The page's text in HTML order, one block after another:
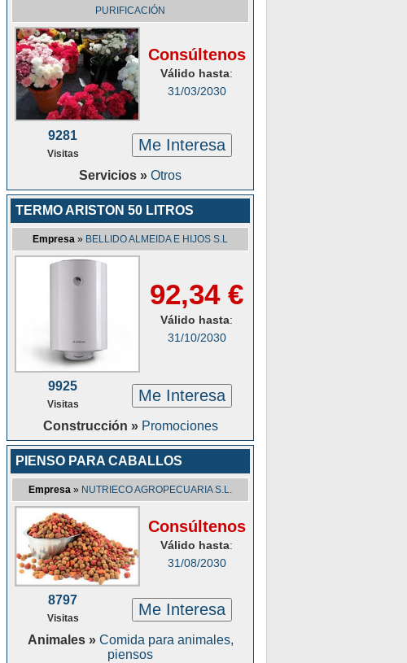
PURIFICACIÓN
Consúltenos
Válido hasta:
31/03/2030
9281
Visitas Me Interesa
Servicios » Otros
TERMO ARISTON 50 LITROS
Empresa » BELLIDO ALMEIDA E HIJOS S.L
92,34 €
Válido hasta:
31/10/2030
9925
Visitas Me Interesa
Construcción » Promociones
PIENSO PARA CABALLOS
Empresa » NUTRIECO AGROPECUARIA S.L.
Consúltenos
Válido hasta:
31/08/2030
8797
Visitas Me Interesa
Animales » Comida para animales,
piensos